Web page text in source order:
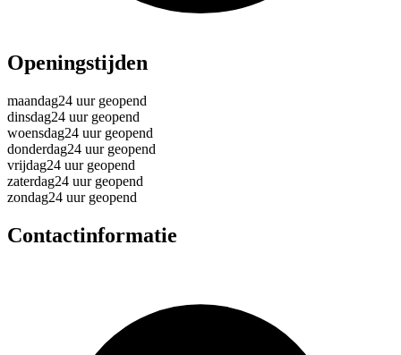
Openingstijden
maandag24 uur geopend
dinsdag24 uur geopend
woensdag24 uur geopend
donderdag24 uur geopend
vrijdag24 uur geopend
zaterdag24 uur geopend
zondag24 uur geopend
Contactinformatie